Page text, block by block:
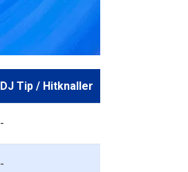
DJ Tip / Hitknaller
-
-